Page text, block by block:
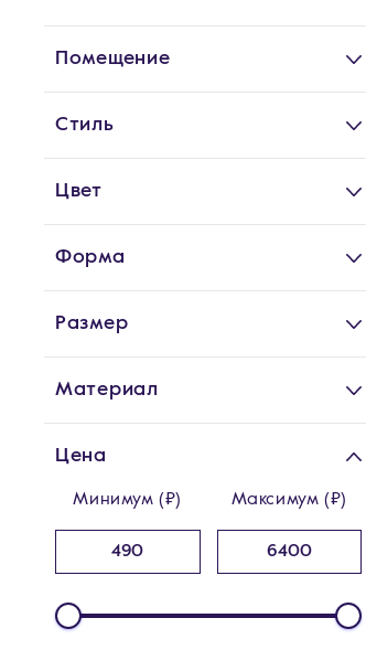
Помещение
Стиль
Цвет
Форма
Размер
Материал
Цена
Минимум (₽) Максимум (₽)